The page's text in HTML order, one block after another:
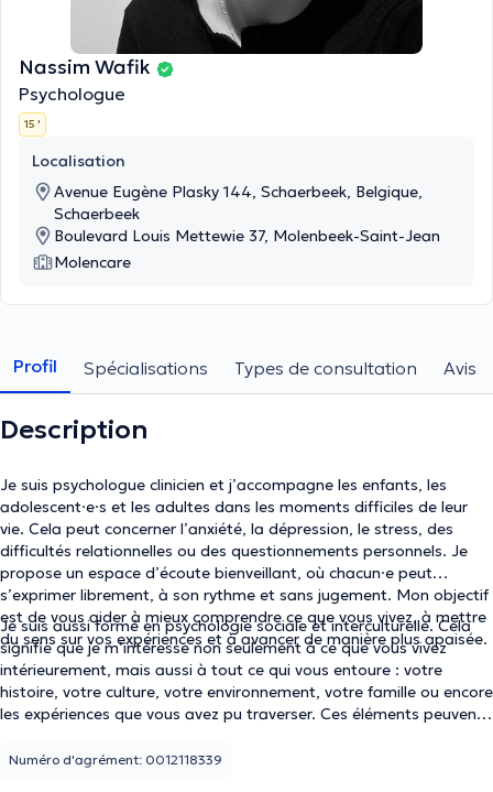
Nassim Wafik
Psychologue
15 '
Localisation
Avenue Eugène Plasky 144, Schaerbeek, Belgique,
Schaerbeek
Boulevard Louis Mettewie 37, Molenbeek-Saint-Jean
Molencare
Profil Spécialisations Types de consultation Avis
Description
Je suis psychologue clinicien et j’accompagne les enfants, les
adolescent·e·s et les adultes dans les moments difficiles de leur
vie. Cela peut concerner l’anxiété, la dépression, le stress, des
difficultés relationnelles ou des questionnements personnels. Je
propose un espace d’écoute bienveillant, où chacun·e peut
s’exprimer librement, à son rythme et sans jugement. Mon objectif
est de vous aider à mieux comprendre ce que vous vivez, à mettre
du sens sur vos expériences et à avancer de manière plus apaisée.
Je suis aussi formé en psychologie sociale et interculturelle. Cela
signifie que je m’intéresse non seulement à ce que vous vivez
intérieurement, mais aussi à tout ce qui vous entoure : votre
histoire, votre culture, votre environnement, votre famille ou encore
les expériences que vous avez pu traverser. Ces éléments peuvent
on vit certaines difficultés. Les prendre en compte permet d’avoir
Numéro d'agrément: 0012118339